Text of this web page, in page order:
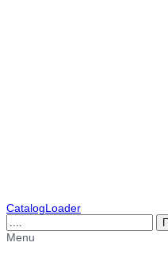
CatalogLoader
Menu